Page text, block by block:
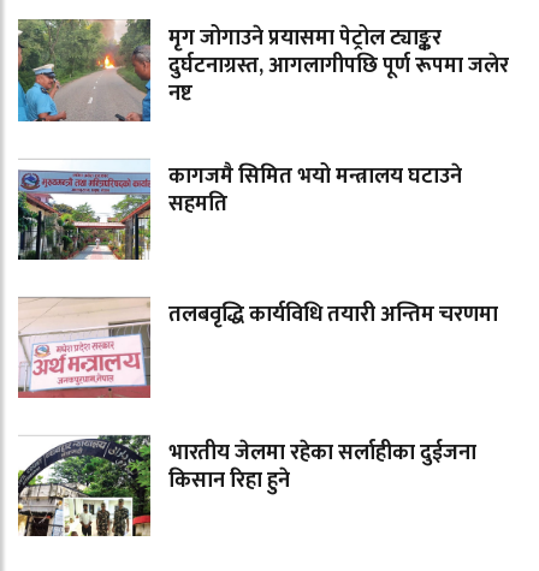
मृग जोगाउने प्रयासमा पेट्रोल ट्याङ्कर
दुर्घटनाग्रस्त, आगलागीपछि पूर्ण रूपमा जलेर
नष्ट
कागजमै सिमित भयो मन्त्रालय घटाउने
सहमति
तलबवृद्धि कार्यविधि तयारी अन्तिम चरणमा
भारतीय जेलमा रहेका सर्लाहीका दुईजना
किसान रिहा हुने